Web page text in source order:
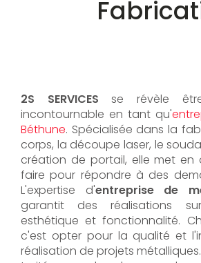
2S SERVICESse révèle
incontournable en tant qu'
Béthune. Spécialisée dans la
corps, la découpe laser, le
création de portail, elle met
faire pour répondre à des
L'expertise d'entreprise de
garantit des réalisations
esthétique et fonctionnalité.
c'est opter pour la qualité et
réalisation de projets